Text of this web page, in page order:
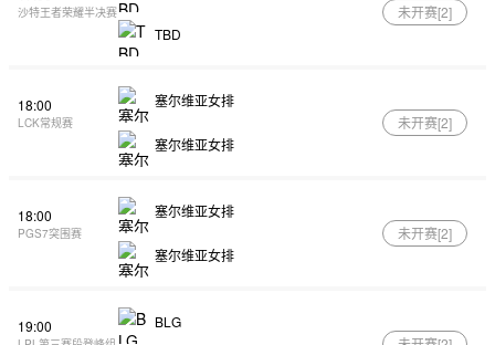
沙特王者荣耀半决赛
TBD
未开赛[2]
18:00
LCK常规赛
塞尔维亚女排
塞尔维亚女排
未开赛[2]
18:00
PGS7突围赛
塞尔维亚女排
塞尔维亚女排
未开赛[2]
19:00 BLG